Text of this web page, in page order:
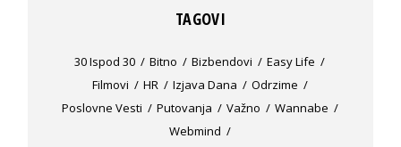
TAGOVI
30 Ispod 30 Bitno Bizbendovi
Easy Life
Filmovi
HR Izjava Dana
Odrzime
Poslovne Vesti
Putovanja Važno
Wannabe
Webmind